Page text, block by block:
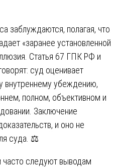
заблуждаются, полагая, что
«заранее установленной
Статья 67 ГПК РФ и
суд оценивает
внутреннему убеждению,
полном, объективном и
Заключение
и оно не
суда. ⚖️
часто следуют выводам